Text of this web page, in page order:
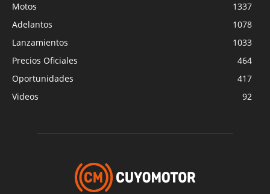
Motos
1337
Adelantos
1078
Lanzamientos
1033
Precios Oficiales
464
Oportunidades
417
Videos
92